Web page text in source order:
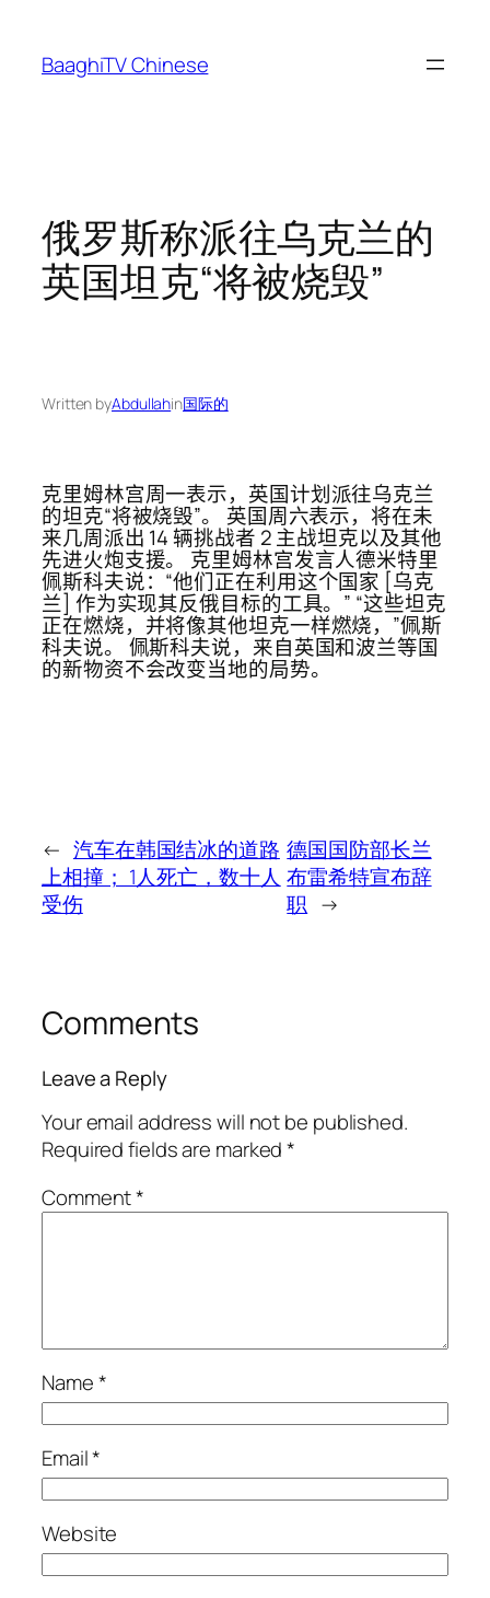
content
BaaghiTV Chinese
俄罗斯称派往乌克兰的
英国坦克“将被烧毁”
Written byAbdullahin国际的
克里姆林宫周一表示，英国计划派往乌克兰
的坦克“将被烧毁”。 英国周六表示，将在未
来几周派出 14 辆挑战者 2 主战坦克以及其他
先进火炮支援。 克里姆林宫发言人德米特里
佩斯科夫说：“他们正在利用这个国家 [乌克
兰] 作为实现其反俄目标的工具。” “这些坦克
正在燃烧，并将像其他坦克一样燃烧，”佩斯
科夫说。 佩斯科夫说，来自英国和波兰等国
的新物资不会改变当地的局势。
← 汽车在韩国结冰的道路
上相撞； 1人死亡，数十人
受伤
德国国防部长兰
布雷希特宣布辞
职 →
Comments
Leave a Reply
Your email address will not be published.
Required fields are marked*
Comment*
Name*
Email*
Website